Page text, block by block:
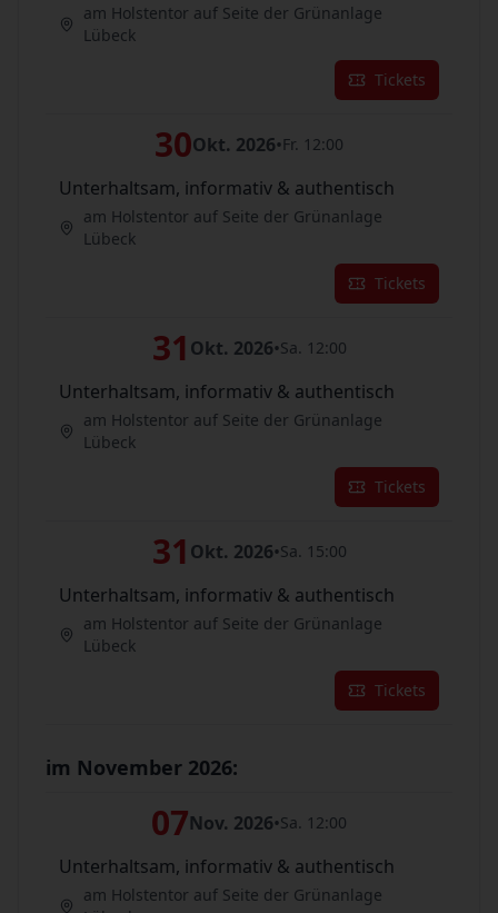
am Holstentor auf Seite der Grünanlage
Lübeck
Tickets
30Okt. 2026•Fr. 12:00
Unterhaltsam, informativ & authentisch
am Holstentor auf Seite der Grünanlage
Lübeck
Tickets
31 Okt. 2026•Sa. 12:00
Unterhaltsam, informativ & authentisch
am Holstentor auf Seite der Grünanlage
Lübeck
Tickets
31 Okt. 2026•Sa. 15:00
Unterhaltsam, informativ & authentisch
am Holstentor auf Seite der Grünanlage
Lübeck
Tickets
im November 2026:
07Nov. 2026•Sa. 12:00
Unterhaltsam, informativ & authentisch
am Holstentor auf Seite der Grünanlage